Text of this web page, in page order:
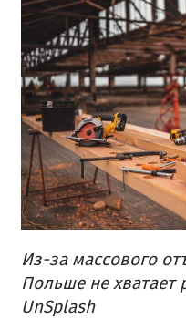
Из-за массового
Польше не
UnSplash